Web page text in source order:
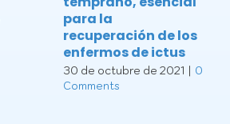
para la
recuperación de los
enfermos de ictus
30 de octubre de 2021 | 0
Comments